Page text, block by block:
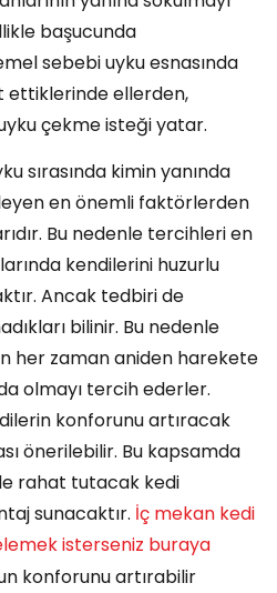
başucunda
sebebi uyku esnasında
ettiklerinde ellerden,
çekme isteği yatar.
sırasında kimin yanında
en önemli faktörlerden
Bu nedenle tercihleri en
kendilerini huzurlu
Ancak tedbiri de
bilinir. Bu nedenle
her zaman aniden harekete
olmayı tercih ederler.
konforunu artıracak
önerilebilir. Bu kapsamda
rahat tutacak kedi
sunacaktır. İç mekan kedi
isterseniz buraya
konforunu artırabilir